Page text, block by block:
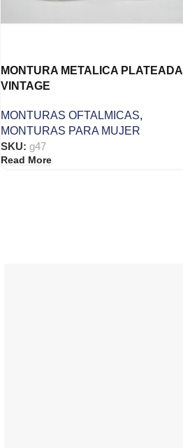
MONTURA METALICA PLATEADA
VINTAGE
MONTURAS OFTALMICAS,
MONTURAS PARA MUJER
SKU: g47
Read More